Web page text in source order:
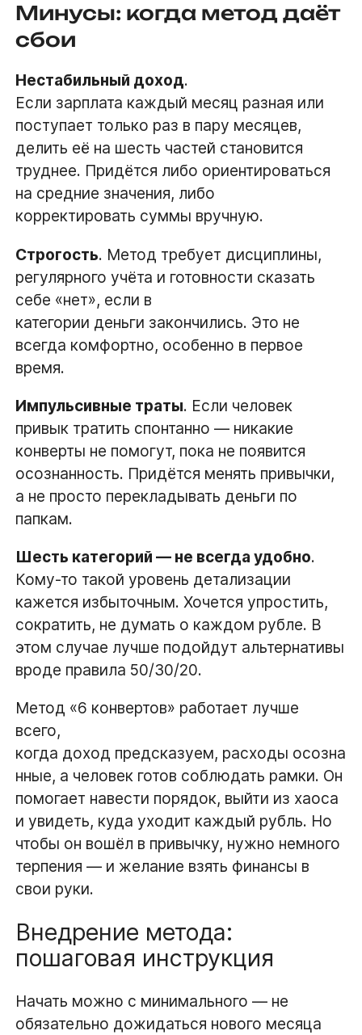
Минусы: когда метод даёт
сбои
Нестабильный доход.
Если зарплата каждый месяц разная или
поступает только раз в пару месяцев,
делить её на шесть частей становится
труднее. Придётся либо ориентироваться
на средние значения, либо
корректировать суммы вручную.
Строгость. Метод требует дисциплины,
регулярного учёта и готовности сказать
себе «нет», если в
категории деньги закончились. Это не
всегда комфортно, особенно в первое
время.
Импульсивные траты. Если человек
привык тратить спонтанно — никакие
конверты не помогут, пока не появится
осознанность. Придётся менять привычки,
а не просто перекладывать деньги по
папкам.
Шесть категорий — не всегда удобно.
Кому-то такой уровень детализации
кажется избыточным. Хочется упростить,
сократить, не думать о каждом рубле. В
этом случае лучше подойдут альтернативы
вроде правила 50/30/20.
Метод «6 конвертов» работает лучше
всего,
когда доход предсказуем, расходы осозна
нные, а человек готов соблюдать рамки. Он
помогает навести порядок, выйти из хаоса
и увидеть, куда уходит каждый рубль. Но
чтобы он вошёл в привычку, нужно немного
терпения — и желание взять финансы в
свои руки.
Внедрение метода:
пошаговая инструкция
Начать можно с минимального — не
обязательно дожидаться нового месяца